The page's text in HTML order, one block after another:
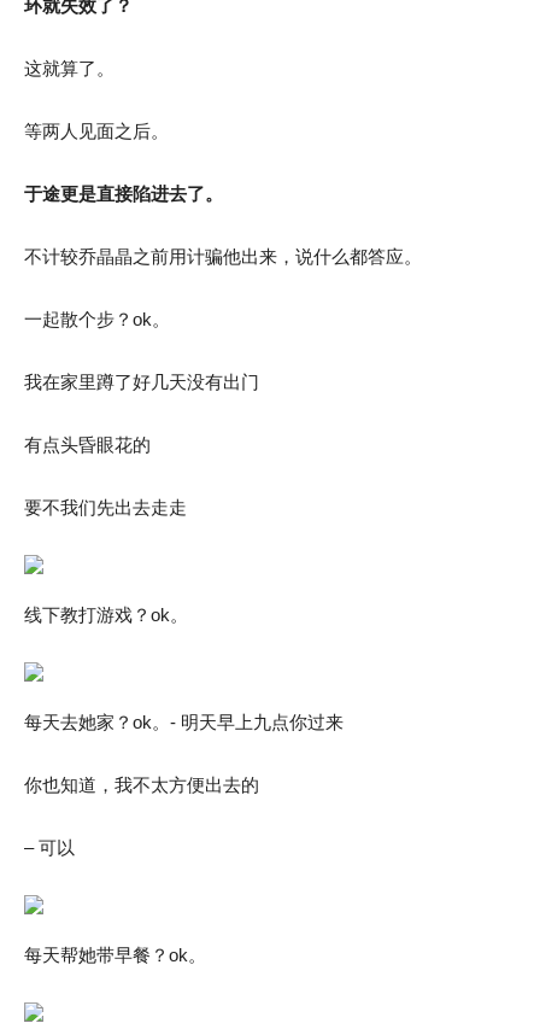
环就失效了？
这就算了。
等两人见面之后。
于途更是直接陷进去了。
不计较乔晶晶之前用计骗他出来，说什么都答应。
一起散个步？ok。
我在家里蹲了好几天没有出门
有点头昏眼花的
要不我们先出去走走
线下教打游戏？ok。
每天去她家？ok。- 明天早上九点你过来
你也知道，我不太方便出去的
– 可以
每天帮她带早餐？ok。